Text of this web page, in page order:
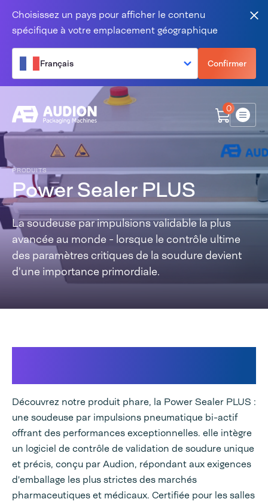
Choisissez un pays pour afficher le contenu
spécifique à votre emplacement géographique
Français Confirmer
0
Menu
PRODUITS
Power Sealer PLUS
La soudeuse par impulsions validable la plus
avancée au monde - lorsque le contrôle ultime
des paramètres critiques de la soudure devient
d'une importance primordiale.
Découvrez notre produit phare, la Power Sealer PLUS :
une soudeuse par impulsions pneumatique bi-actif
offrant des performances exceptionnelles. elle intègre
un logiciel de contrôle de validation de soudure unique
et précis, conçu par Audion, répondant aux exigences
d'emballage les plus strictes des marchés
pharmaceutiques et médicaux. Certifiée pour les salles